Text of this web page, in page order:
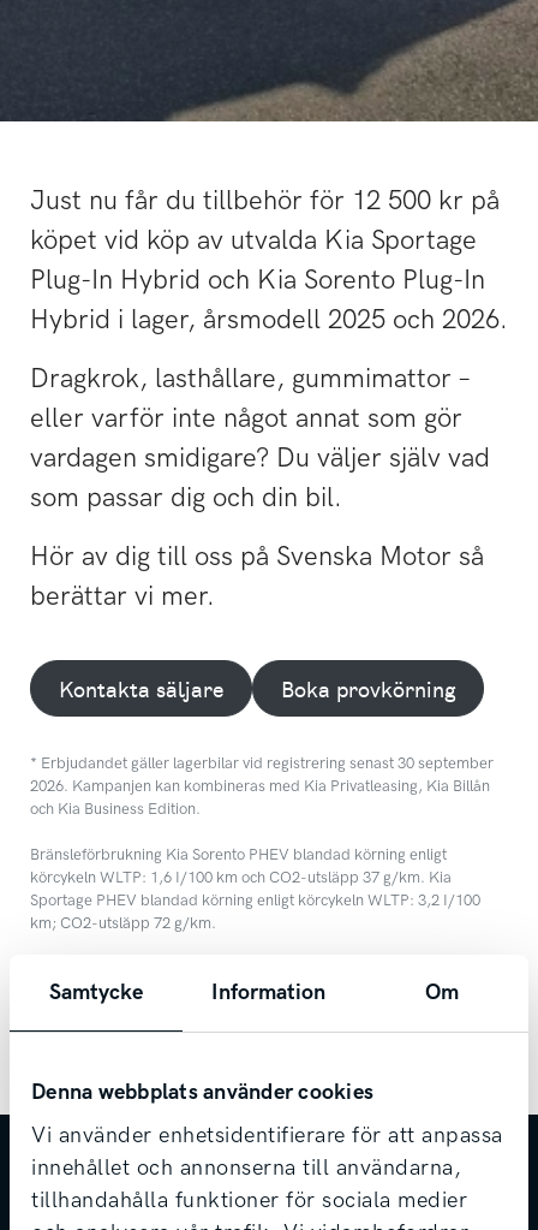
Samtycke Information Om
Denna webbplats använder cookies
Vi använder enhetsidentifierare för att anpassa
innehållet och annonserna till användarna,
tillhandahålla funktioner för sociala medier
Just nu får du tillbehör för 12 500 kr på
köpet vid köp av utvalda Kia Sportage
Plug-In Hybrid och Kia Sorento Plug-In
Hybrid i lager, årsmodell 2025 och 2026.
Dragkrok, lasthållare, gummimattor –
eller varför inte något annat som gör
vardagen smidigare? Du väljer själv vad
som passar dig och din bil.
Hör av dig till oss på Svenska Motor så
berättar vi mer.
Kontakta säljare Boka provkörning
* Erbjudandet gäller lagerbilar vid registrering senast 30 september
2026. Kampanjen kan kombineras med Kia Privatleasing, Kia Billån
och Kia Business Edition.
Bränsleförbrukning Kia Sorento PHEV blandad körning enligt
körcykeln WLTP: 1,6 I/100 km och CO2-utsläpp 37 g/km. Kia
Sportage PHEV blandad körning enligt körcykeln WLTP: 3,2 I/100
km; CO2-utslăpp 72 g/km.